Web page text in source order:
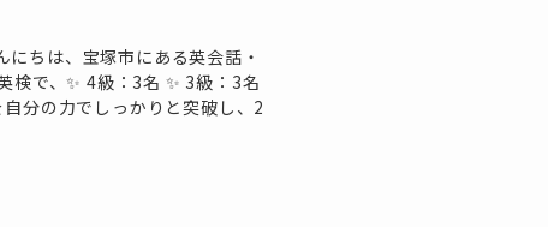
にちは、宝塚市にある英会話・
で、✨ 4級：3名 ✨ 3級：3名
分の力でしっかりと突破し、2